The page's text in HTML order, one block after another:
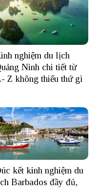
nghiệm du lịch
Ninh chi tiết từ
Z không thiếu thứ gì
kết kinh nghiệm du
Barbados đầy đủ,